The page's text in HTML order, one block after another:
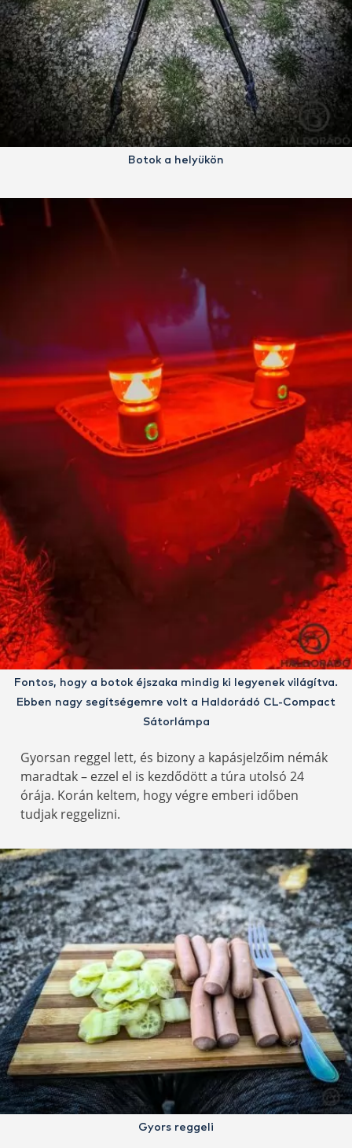
Botok a helyükön
Fontos, hogy a botok éjszaka mindig ki legyenek világítva.
Ebben nagy segítségemre volt a Haldorádó CL-Compact
Sátorlámpa
Gyorsan reggel lett, és bizony a kapásjelzőim némák
maradtak – ezzel el is kezdődött a túra utolsó 24
órája. Korán keltem, hogy végre emberi időben
tudjak reggelizni.
Gyors reggeli